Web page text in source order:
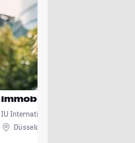
Immobilienwirtschaft
IU Internationale Hochschule
Düsseldorf + 7